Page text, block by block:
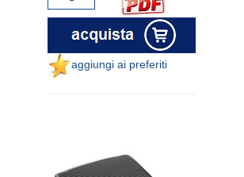
aggiungi ai preferiti